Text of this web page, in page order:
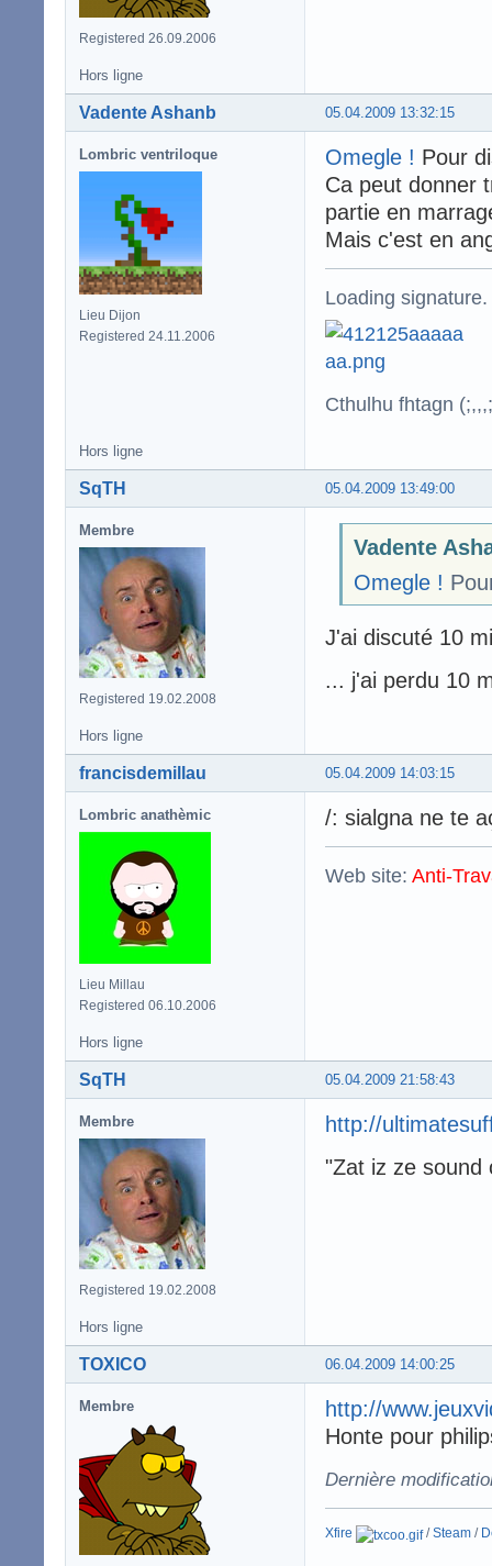
Registered 26.09.2006
Hors ligne
05.04.2009 13:32:15
Vadente Ashanb
Lombric ventriloque
Lieu Dijon
Registered 24.11.2006
Omegle ! Pour
Ca peut donner
partie en
Mais c'est en
Loading signature.
Cthulhu fhtagn
Hors ligne
05.04.2009 13:49:00
SqTH
Membre
Registered 19.02.2008
Vadente
Omegle !
J'ai discuté 10
... j'ai perdu 10
Hors ligne
05.04.2009 14:03:15
francisdemillau
Lombric anathèmic
Lieu Millau
Registered 06.10.2006
/: sialgna ne te
Web site: Anti-
Hors ligne
05.04.2009 21:58:43
SqTH
Membre
Registered 19.02.2008
http://
"Zat iz ze sound
Hors ligne
06.04.2009 14:00:25
TOXICO
Membre
http://
Honte pour
Dernière
Xfire /Steam /